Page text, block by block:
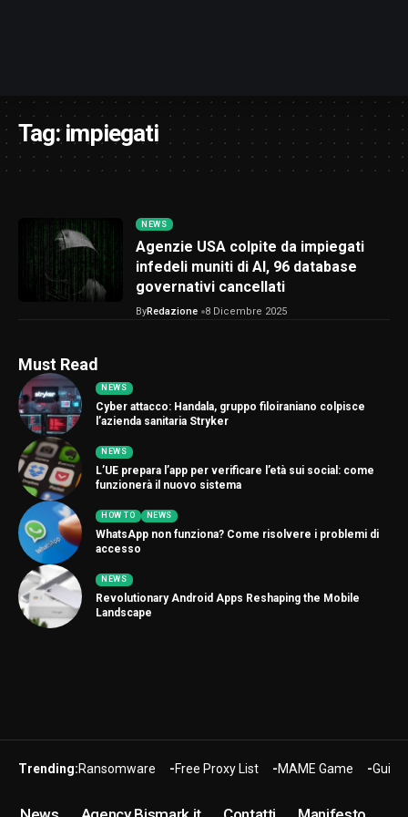
Tag:impiegati
NEWS
Agenzie USA colpite da impiegati
infedeli muniti di AI, 96 database
governativi cancellati
ByRedazione 8 Dicembre 2025
Must Read
NEWS
Cyber attacco: Handala, gruppo filoiraniano colpisce
l’azienda sanitaria Stryker
NEWS
L’UE prepara l’app per verificare l’età sui social: come
funzionerà il nuovo sistema
HOW TO NEWS
WhatsApp non funziona? Come risolvere i problemi di
accesso
NEWS
Revolutionary Android Apps Reshaping the Mobile
Landscape
Trending:Ransomware Free Proxy List MAME Game Guide